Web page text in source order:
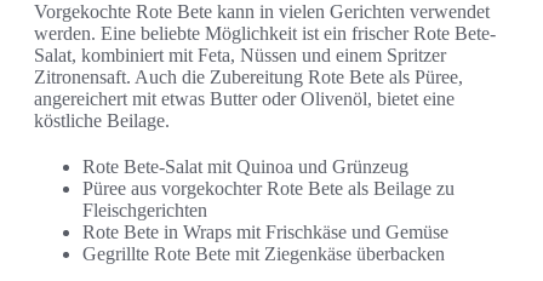
Vorgekochte Rote Bete kann in vielen Gerichten verwendet
werden. Eine beliebte Möglichkeit ist ein frischer Rote Bete-
Salat, kombiniert mit Feta, Nüssen und einem Spritzer
Zitronensaft. Auch die Zubereitung Rote Bete als Püree,
angereichert mit etwas Butter oder Olivenöl, bietet eine
köstliche Beilage.
Rote Bete-Salat mit Quinoa und Grünzeug
Püree aus vorgekochter Rote Bete als Beilage zu
Fleischgerichten
Rote Bete in Wraps mit Frischkäse und Gemüse
Gegrillte Rote Bete mit Ziegenkäse überbacken